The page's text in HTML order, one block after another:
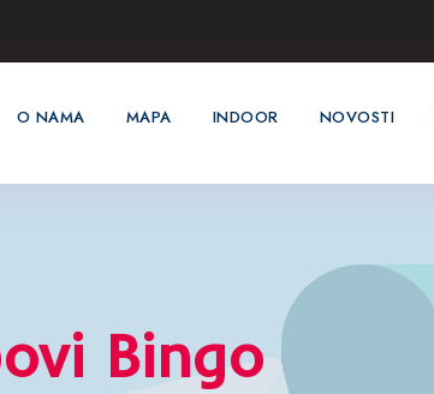
O NAMA MAPA INDOOR NOVOSTI
Bingo